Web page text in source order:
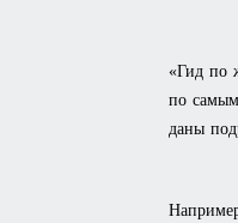
«Гид по
по
даны